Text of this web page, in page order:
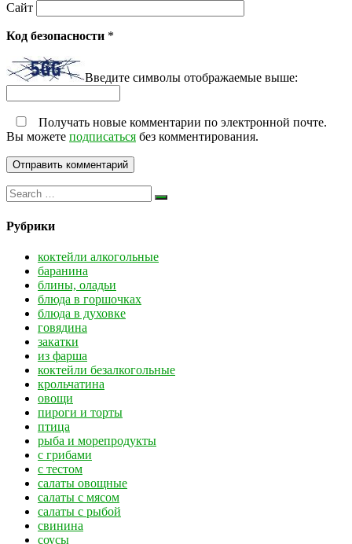
Сайт
Код безопасности *
Введите символы отображаемые выше:
Получать новые комментарии по электронной почте.
Вы можете подписаться без комментирования.
Рубрики
коктейли алкогольные
баранина
блины, оладьи
блюда в горшочках
блюда в духовке
говядина
закатки
из фарша
коктейли безалкогольные
крольчатина
овощи
пироги и торты
птица
рыба и морепродукты
с грибами
с тестом
салаты овощные
салаты с мясом
салаты с рыбой
свинина
соусы